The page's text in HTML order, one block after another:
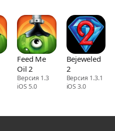
Feed Me
Oil 2
Версия 1.3
iOS 5.0
Bejeweled
2
Версия 1.3.1
iOS 3.0